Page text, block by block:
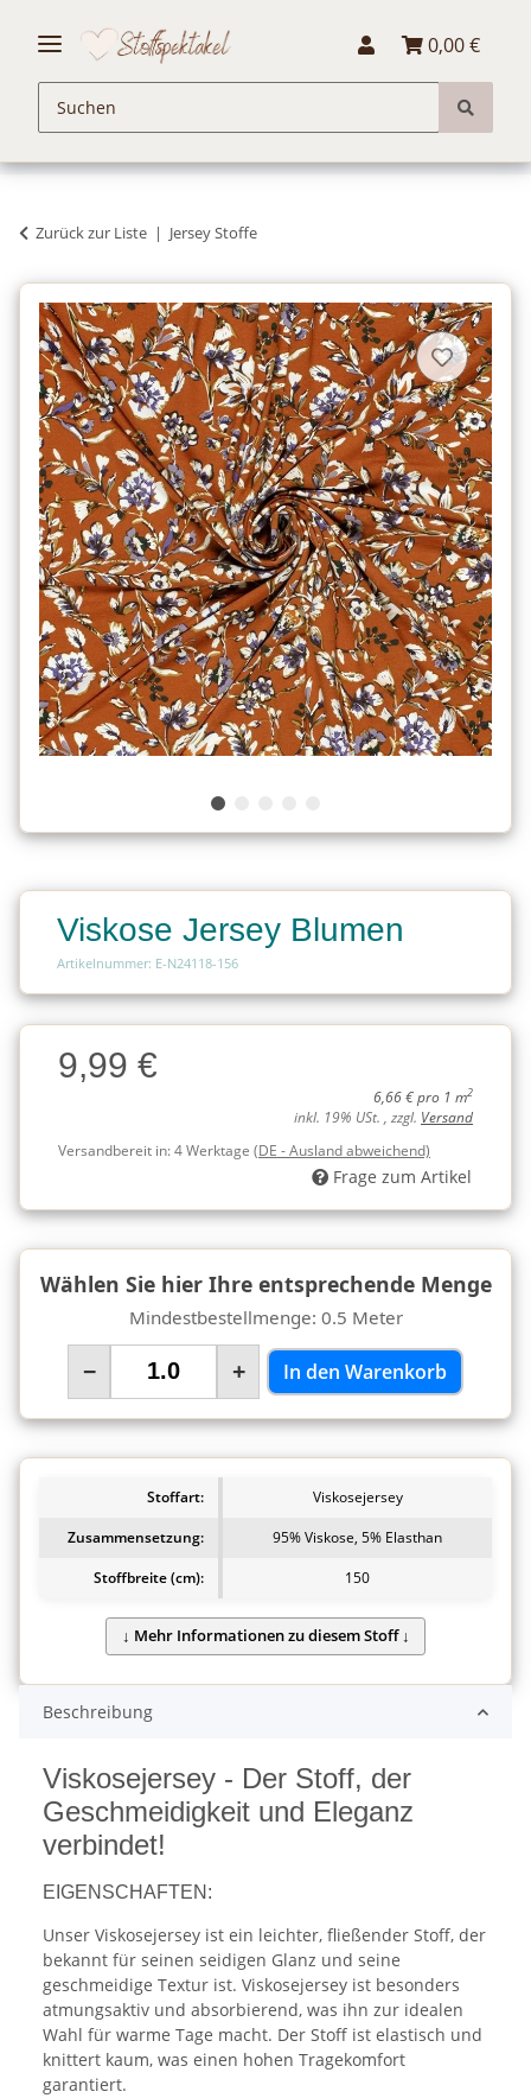
0,00 €
Zurück zur Liste Jersey Stoffe
Viskose Jersey Blumen
Artikelnummer: E-N24118-156
Charge
Charge9,99 €
6,66 € pro 1 m2
inkl. 19% USt. , zzgl. Versand
Versandbereit in:4 Werktage (DE - Ausland abweichend)
Frage zum Artikel
Wählen Sie hier Ihre entsprechende Menge
Mindestbestellmenge: 0.5 Meter
− + In den Warenkorb
Stoffart:
Viskosejersey
Zusammensetzung:
95% Viskose, 5% Elasthan
Stoffbreite (cm):
150
Beschreibung
Viskosejersey - Der Stoff, der
Geschmeidigkeit und Eleganz
verbindet!
EIGENSCHAFTEN:
Unser Viskosejersey ist ein leichter, fließender Stoff, der
bekannt für seinen seidigen Glanz und seine
geschmeidige Textur ist. Viskosejersey ist besonders
atmungsaktiv und absorbierend, was ihn zur idealen
Wahl für warme Tage macht. Der Stoff ist elastisch und
knittert kaum, was einen hohen Tragekomfort
garantiert.